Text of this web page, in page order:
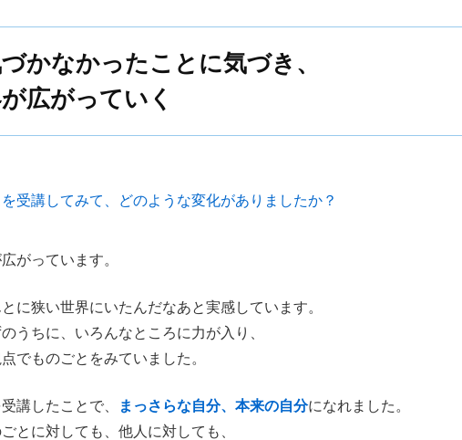
かなかったことに気づき、
広がっていく
受講してみて、どのような変化がありましたか？
がっています。
に狭い世界にいたんだなあと実感しています。
うちに、いろんなところに力が入り、
でものごとをみていました。
講したことで、 まっさらな自分、本来の自分になれました。
とに対しても、他人に対しても、